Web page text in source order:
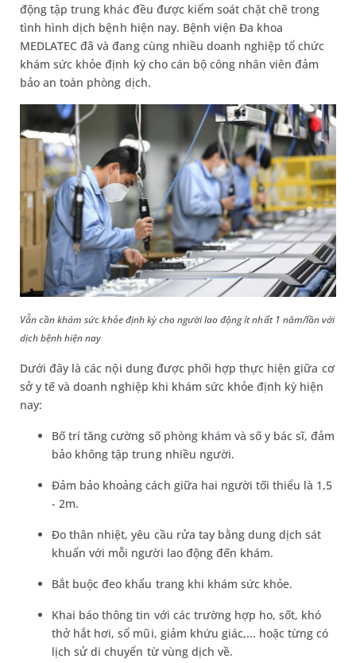
động tập trung khác đều được kiểm soát chặt chẽ trong
tình hình dịch bệnh hiện nay. Bệnh viện Đa khoa
MEDLATEC đã và đang cùng nhiều doanh nghiệp tổ chức
khám sức khỏe định kỳ cho cán bộ công nhân viên đảm
bảo an toàn phòng dịch.
Vẫn cần khám sức khỏe định kỳ cho người lao động ít nhất 1 năm/lần với
dịch bệnh hiện nay
Dưới đây là các nội dung được phối hợp thực hiện giữa cơ
sở y tế và doanh nghiệp khi khám sức khỏe định kỳ hiện
nay:
Bố trí tăng cường số phòng khám và số y bác sĩ, đảm
bảo không tập trung nhiều người.
Đảm bảo khoảng cách giữa hai người tối thiểu là 1,5
- 2m.
Đo thân nhiệt, yêu cầu rửa tay bằng dung dịch sát
khuẩn với mỗi người lao động đến khám.
Bắt buộc đeo khẩu trang khi khám sức khỏe.
Khai báo thông tin với các trường hợp ho, sốt, khó
thở hắt hơi, sổ mũi, giảm khứu giác,... hoặc từng có
lịch sử di chuyển từ vùng dịch về.